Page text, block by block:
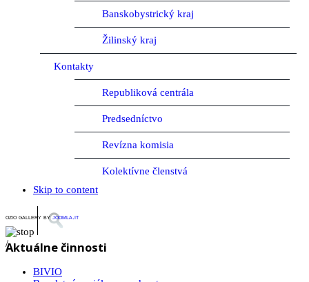
Banskobystrický kraj
Žilinský kraj
Kontakty
Republiková centrála
Predsedníctvo
Revízna komisia
Kolektívne členstvá
Skip to content
/
ozio gallery byjoomla.it
Aktuálne činnosti
BIVIO